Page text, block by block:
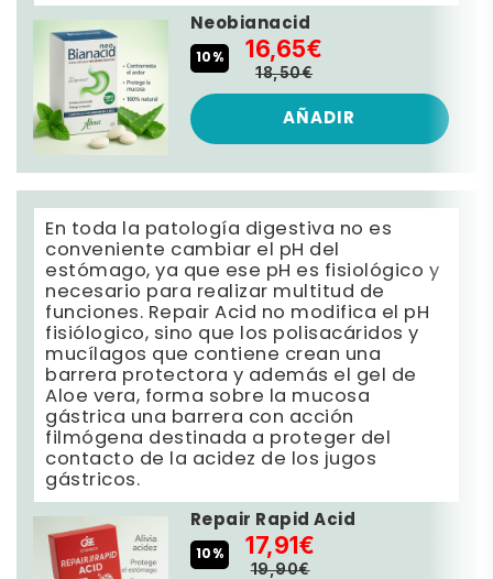
Neobianacid
10% 16,65€
18,50€
AÑADIR
En toda la patología digestiva no es
conveniente cambiar el pH del
estómago, ya que ese pH es fisiológico y
necesario para realizar multitud de
funciones. Repair Acid no modifica el pH
fisiólogico, sino que los polisacáridos y
mucílagos que contiene crean una
barrera protectora y además el gel de
Aloe vera, forma sobre la mucosa
gástrica una barrera con acción
filmógena destinada a proteger del
contacto de la acidez de los jugos
gástricos.
Repair Rapid Acid
10% 17,91€
19,90€